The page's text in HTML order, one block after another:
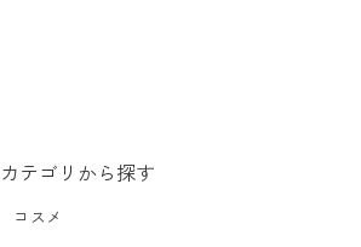
カテゴリから探す
コスメ